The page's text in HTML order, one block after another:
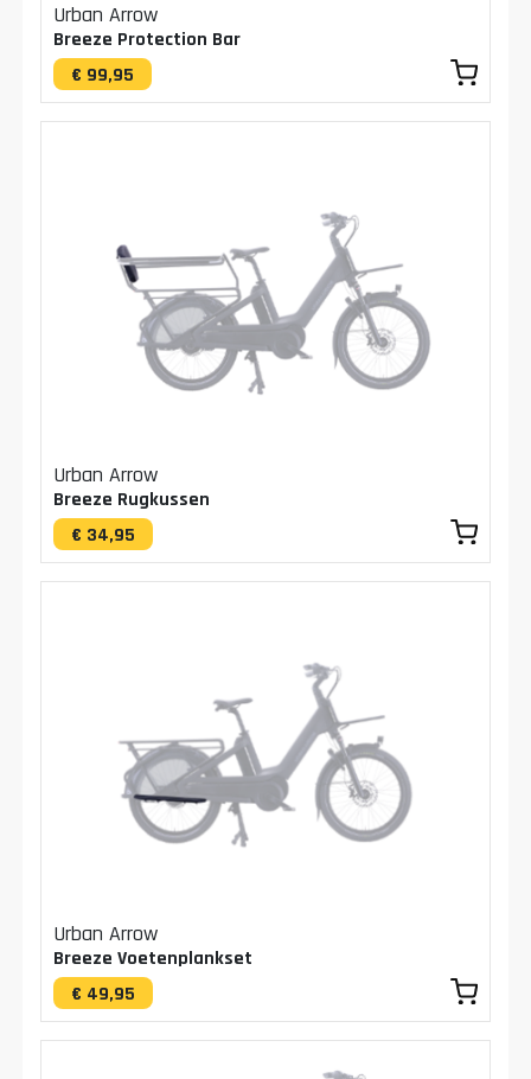
Urban Arrow
Breeze Protection Bar
€ 99,95
Urban Arrow
Breeze Rugkussen
€ 34,95
Urban Arrow
Breeze Voetenplankset
€ 49,95